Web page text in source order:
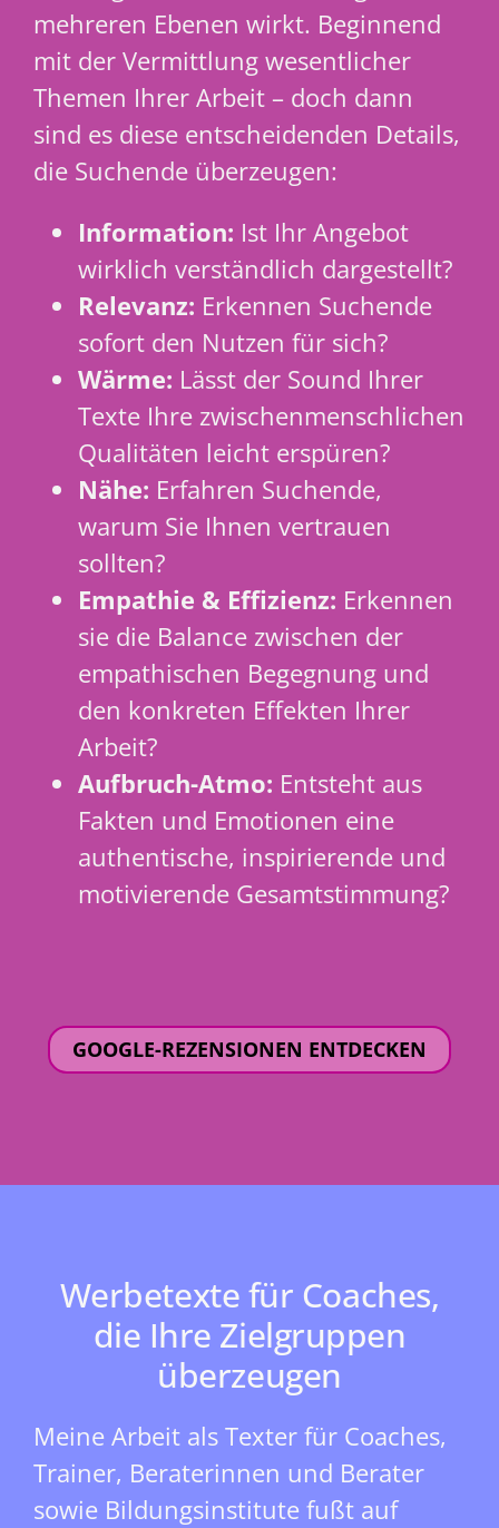
mehreren Ebenen wirkt. Beginnend
mit der Vermittlung wesentlicher
Themen Ihrer Arbeit – doch dann
sind es diese entscheidenden Details,
die Suchende überzeugen:
Information: Ist Ihr Angebot
wirklich verständlich dargestellt?
Relevanz: Erkennen Suchende
sofort den Nutzen für sich?
Wärme: Lässt der Sound Ihrer
Texte Ihre zwischenmenschlichen
Qualitäten leicht erspüren?
Nähe: Erfahren Suchende,
warum Sie Ihnen vertrauen
sollten?
Empathie & Effizienz: Erkennen
sie die Balance zwischen der
empathischen Begegnung und
den konkreten Effekten Ihrer
Arbeit?
Aufbruch-Atmo: Entsteht aus
Fakten und Emotionen eine
authentische, inspirierende und
motivierende Gesamtstimmung?
GOOGLE-REZENSIONEN ENTDECKEN
Werbetexte für Coaches,
die Ihre Zielgruppen
überzeugen
Meine Arbeit als Texter für Coaches,
Trainer, Beraterinnen und Berater
sowie Bildungsinstitute fußt auf